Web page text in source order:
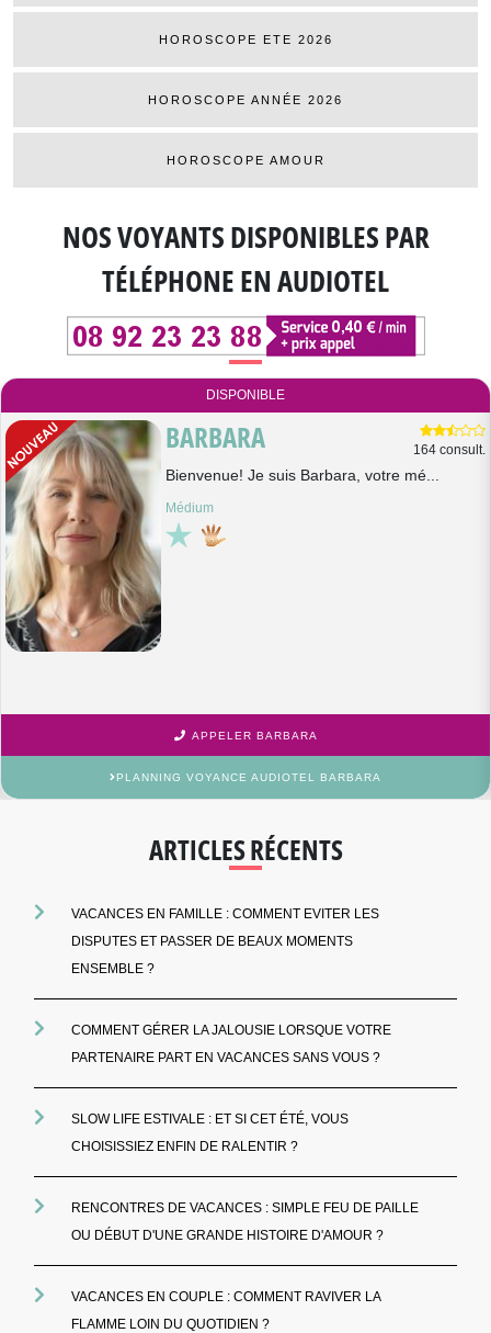
HOROSCOPE ETE 2026
HOROSCOPE ANNÉE 2026
HOROSCOPE AMOUR
NOS VOYANTS DISPONIBLESPAR
TÉLÉPHONE EN AUDIOTEL
DISPONIBLE
BARBARA 164 consult.
Bienvenue! Je suis Barbara, votre mé...
Médium
APPELER BARBARA
PLANNING VOYANCE AUDIOTEL BARBARA
ARTICLES RÉCENTS
VACANCES EN FAMILLE : COMMENT EVITER LES
DISPUTES ET PASSER DE BEAUX MOMENTS
ENSEMBLE ?
COMMENT GÉRER LA JALOUSIE LORSQUE VOTRE
PARTENAIRE PART EN VACANCES SANS VOUS ?
SLOW LIFE ESTIVALE : ET SI CET ÉTÉ, VOUS
CHOISISSIEZ ENFIN DE RALENTIR ?
RENCONTRES DE VACANCES : SIMPLE FEU DE PAILLE
OU DÉBUT D'UNE GRANDE HISTOIRE D'AMOUR ?
VACANCES EN COUPLE : COMMENT RAVIVER LA
FLAMME LOIN DU QUOTIDIEN ?